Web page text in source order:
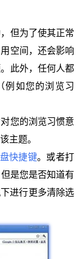
但为了使其正常
空间，还会影响
此外，任何人都
例如您的浏览习
您的浏览习惯意
主题。
快捷键。或者打
是您是否知道有
进行更多清除选